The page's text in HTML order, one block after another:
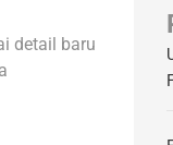
detail baru